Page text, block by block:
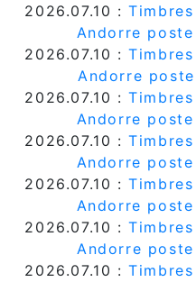
2026.07.10 :
Andorre
2026.07.10 :
Andorre
2026.07.10 :
Andorre
2026.07.10 :
Andorre
2026.07.10 :
Andorre
2026.07.10 :
Andorre
2026.07.10 :